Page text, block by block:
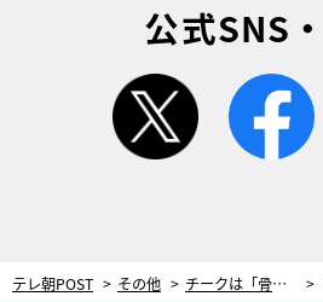
公式SNS
twitter
テレ朝POST その他 チークは「骨格にあわせてのせる」のが鉄則！くすみカラーがポイントの冬メイク